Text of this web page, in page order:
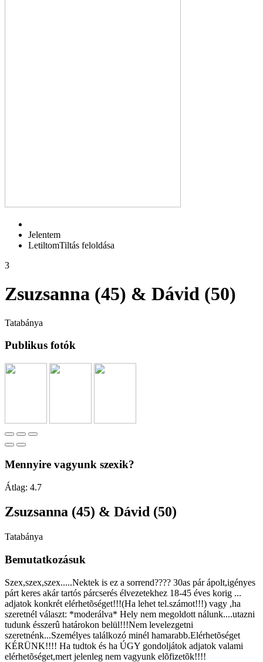
Jelentem
LetiltomTiltás feloldása
3
Zsuzsanna (45) & Dávid (50)
Tatabánya
Publikus fotók
Mennyire vagyunk szexik?
Átlag: 4.7
Zsuzsanna (45) & Dávid (50)
Tatabánya
Bemutatkozásuk
Szex,szex,szex.....Nektek is ez a sorrend???? 30as pár ápolt,igényes
párt keres akár tartós párcserés élvezetekhez 18-45 éves korig ...
adjatok konkrét elérhetõséget!!!(Ha lehet tel.számot!!!) vagy ,ha
szeretnél választ: *moderálva* Hely nem megoldott nálunk....utazni
tudunk ésszerû határokon belül!!!Nem levelezgetni
szeretnénk...Személyes találkozó minél hamarabb.Elérhetõséget
KÉRÜNK!!!! Ha tudtok és ha ÚGY gondoljátok adjatok valami
elérhetõséget,mert jelenleg nem vagyunk elõfizetõk!!!!